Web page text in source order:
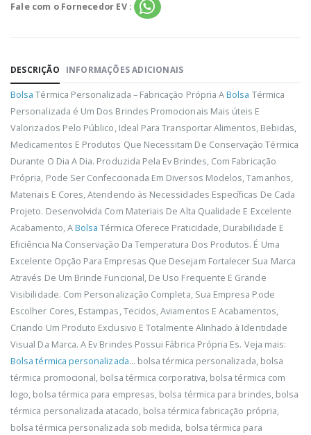
Fale com o Fornecedor EV :
DESCRIÇÃO INFORMAÇÕES ADICIONAIS
Bolsa Térmica Personalizada – Fabricação Própria ABolsa Térmica
Personalizada é Um Dos Brindes Promocionais Mais úteis E
Valorizados Pelo Público, Ideal Para Transportar Alimentos, Bebidas,
Medicamentos E Produtos Que Necessitam De Conservação Térmica
Durante O Dia A Dia. Produzida Pela Ev Brindes, Com Fabricação
Própria, Pode Ser Confeccionada Em Diversos Modelos, Tamanhos,
Materiais E Cores, Atendendo às Necessidades Específicas De Cada
Projeto. Desenvolvida Com Materiais De Alta Qualidade E Excelente
Acabamento, ABolsa Térmica Oferece Praticidade, Durabilidade E
Eficiência Na Conservação Da Temperatura Dos Produtos. É Uma
Excelente Opção Para Empresas Que Desejam Fortalecer Sua Marca
Através De Um Brinde Funcional, De Uso Frequente E Grande
Visibilidade. Com Personalização Completa, Sua Empresa Pode
Escolher Cores, Estampas, Tecidos, Aviamentos E Acabamentos,
Criando Um Produto Exclusivo E Totalmente Alinhado à Identidade
Visual Da Marca. A Ev Brindes Possui Fábrica Própria Es. Veja mais:
Bolsa térmica personalizada... bolsa térmica personalizada, bolsa
térmica promocional, bolsa térmica corporativa, bolsa térmica com
logo, bolsa térmica para empresas, bolsa térmica para brindes, bolsa
térmica personalizada atacado, bolsa térmica fabricação própria,
bolsa térmica personalizada sob medida, bolsa térmica para